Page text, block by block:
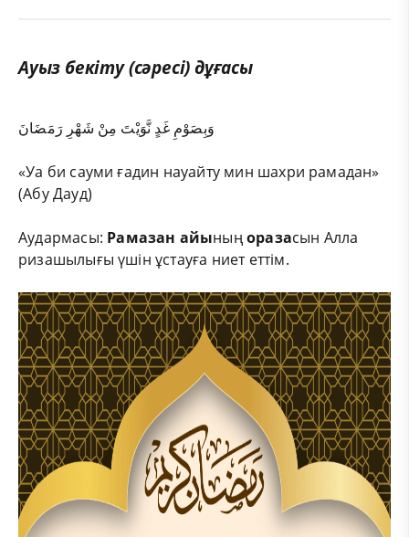
Ауыз бекіту (сәресі) дұғасы
وَبِصَوْمِ غَدٍ نَّوَيْتَ مِنْ شَهْرِ رَمَضَانَ
«Уа би сауми ғадин науайту мин шахри рамадан»
(Абу Дауд)
Аудармасы: Рамазан айыныңоразасын Алла
ризашылығы үшін ұстауға ниет еттім.